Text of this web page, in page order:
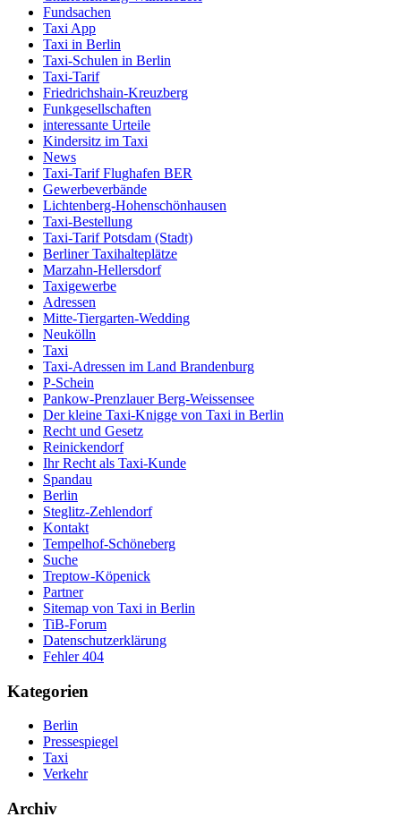
Fundsachen
Taxi App
Taxi in Berlin
Taxi-Schulen in Berlin
Taxi-Tarif
Friedrichshain-Kreuzberg
Funkgesellschaften
interessante Urteile
Kindersitz im Taxi
News
Taxi-Tarif Flughafen BER
Gewerbeverbände
Lichtenberg-Hohenschönhausen
Taxi-Bestellung
Taxi-Tarif Potsdam (Stadt)
Berliner Taxihalteplätze
Marzahn-Hellersdorf
Taxigewerbe
Adressen
Mitte-Tiergarten-Wedding
Neukölln
Taxi
Taxi-Adressen im Land Brandenburg
P-Schein
Pankow-Prenzlauer Berg-Weissensee
Der kleine Taxi-Knigge von Taxi in Berlin
Recht und Gesetz
Reinickendorf
Ihr Recht als Taxi-Kunde
Spandau
Berlin
Steglitz-Zehlendorf
Kontakt
Tempelhof-Schöneberg
Suche
Treptow-Köpenick
Partner
Sitemap von Taxi in Berlin
TiB-Forum
Datenschutzerklärung
Fehler 404
Kategorien
Berlin
Pressespiegel
Taxi
Verkehr
Archiv